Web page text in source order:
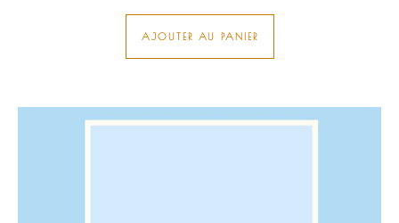
AJOUTER AU PANIER